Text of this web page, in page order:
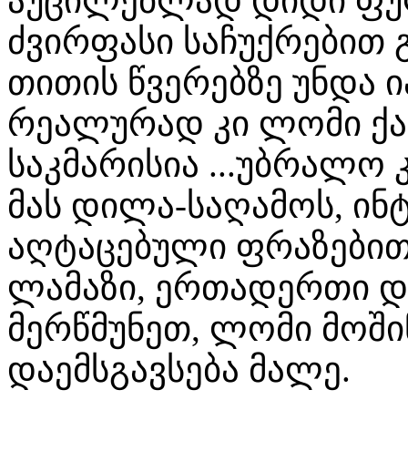
ძვირფასი
თითის წვერებზე უნდა
რეალურად კი ლომი
საკმარისია ...უბრალო
მას დილა-საღამოს,
აღტაცებული
ლამაზი, ერთადერთი
მერწმუნეთ, ლომი
დაემსგავსება მალე.